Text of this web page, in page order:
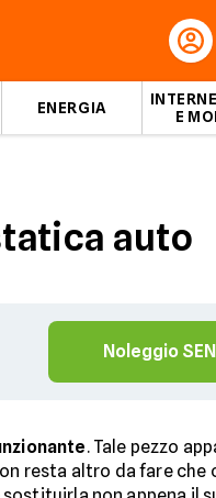
ENERGIA
E
auto
Noleggio
. Tale pezzo
resta altro da fare